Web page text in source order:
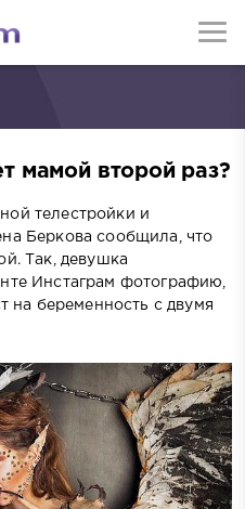
мамой второй раз?
телестройки и
Беркова сообщила, что
Так, девушка
Инстаграм фотографию,
на беременность с двумя